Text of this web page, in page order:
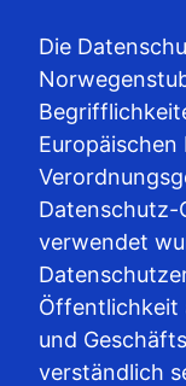
Die
Datenschutz-
verwendet
Öffentlichkeit
und
verständlich